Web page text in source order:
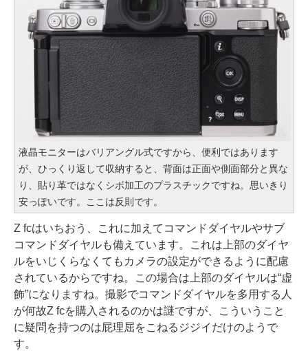
液晶モニターはバリアングル式ですから、便利ではあります
が、ひっくり返して収納すると、背面は正面や側面部分と異な
り、貼り革ではなくシボ加工のプラスチックですね。思いきり
安っぽいです。ここは反則です。
Z fcはいちおう、これに加えてコマンドダイヤルやサブ
コマンドダイヤルも備えています。これは上部のダイヤ
ルをいじくらなくてもカメラの設定ができるように配慮
されているからですね。この場合は上部のダイヤルは“虚
飾”になりますね。撮影でコマンドダイヤルを多用する人
が何故Z fcを購入されるのかは謎ですが、こういうこと
に疑問を持つのは屁理屈をこねるジジイだけのようで
す。